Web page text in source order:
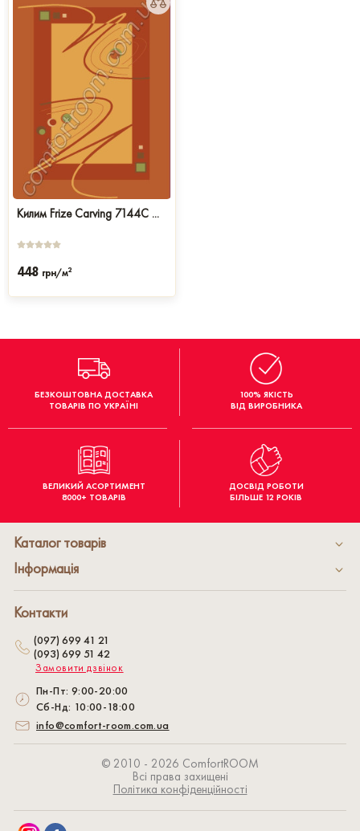
Килим Frize Carving 7144C ...
448 грн/м2
БЕЗКОШТОВНА ДОСТАВКА
ТОВАРІВ ПО УКРАЇНІ
100% ЯКІСТЬ
ВІД ВИРОБНИКА
ВЕЛИКИЙ АСОРТИМЕНТ
8000+ ТОВАРІВ
ДОСВІД РОБОТИ
БІЛЬШЕ 12 РОКІВ
© 2010 - 2026 СomfortROOM
Всі права захищені
Політика конфіденційності
Каталог товарів
Інформація
Контакти
(097) 699 41 21
(093) 699 51 42
Замовити дзвінок
Пн-Пт: 9:00-20:00
Сб-Нд: 10:00-18:00
info@comfort-room.com.ua